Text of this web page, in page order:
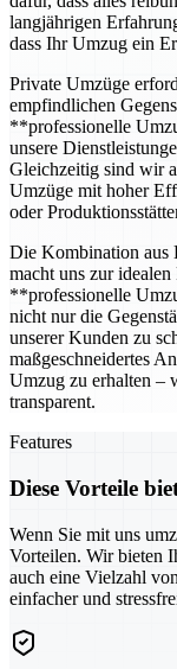
langjährigen
dass Ihr Umzug ein
Private Umzüge
empfindlichen
**professionelle
unsere
Gleichzeitig sind wir
Umzüge mit hoher
oder
Die Kombination aus
macht uns zur
**professionelle
nicht nur die
unserer Kunden zu
maßgeschneidertes
Umzug zu erhalten –
transparent.
Features
Diese Vorteile
Wenn Sie mit uns
Vorteilen. Wir bieten
auch eine Vielzahl
einfacher und